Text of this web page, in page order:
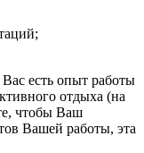
есть опыт работы
отдыха (на
чтобы Ваш
Вашей работы, эта